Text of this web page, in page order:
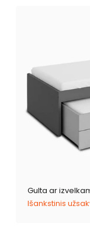
Gulta ar
Išankstinis